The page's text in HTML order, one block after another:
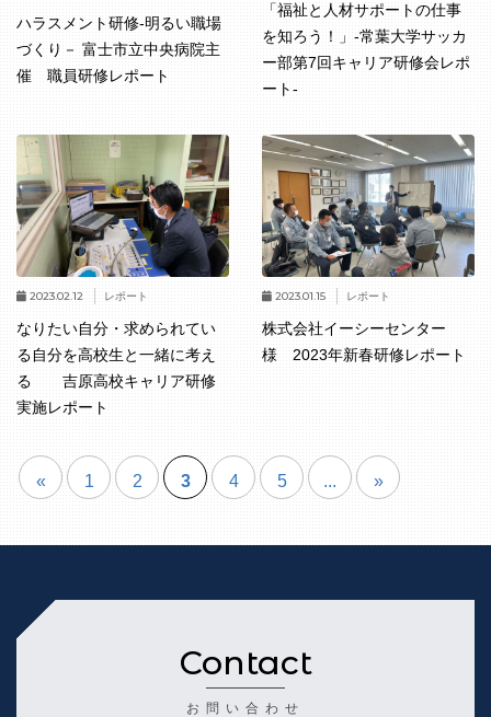
ハラスメント研修-明るい職場
づくり－ 富士市立中央病院主
催 職員研修レポート
「福祉と人材サポートの仕事
を知ろう！」-常葉大学サッカ
ー部第7回キャリア研修会レポ
ート-
2023.02.12 レポート
なりたい自分・求められてい
る自分を高校生と一緒に考え
る 吉原高校キャリア研修
実施レポート
2023.01.15 レポート
株式会社イーシーセンター
様 2023年新春研修レポート
« 1 2 3 4 5 ... »
Contact
お問い合わせ